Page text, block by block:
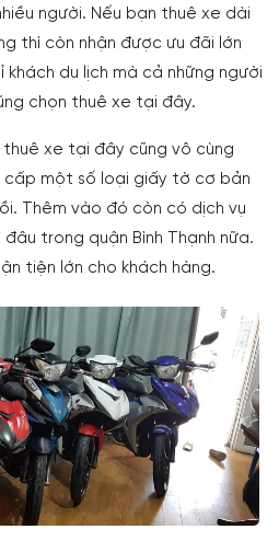
người. Nếu bạn thuê xe dài
thì còn nhận được ưu đãi lớn
khách du lịch mà cả những người
chọn thuê xe tại đây.
xe tại đây cũng vô cùng
cấp một số loại giấy tờ cơ bản
Thêm vào đó còn có dịch vụ
trong quận Bình Thạnh nữa.
tiện lớn cho khách hàng.